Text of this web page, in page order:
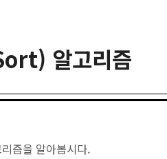
알고리즘
즘을 알아봅시다.